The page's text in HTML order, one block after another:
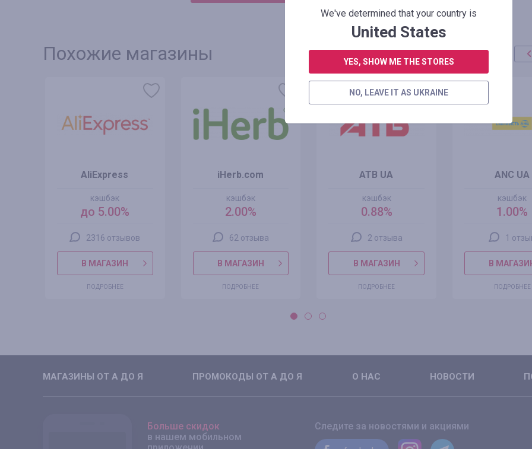
Похожие магазины
AliExpress
кэшбэк
до 5.00%
2316 отзывов
В МАГАЗИН
ПОДРОБНЕЕ
iHerb.com
кэшбэк
2.00%
62 отзыва
В МАГАЗИН
ПОДРОБНЕЕ
ATB UA
кэшбэк
0.88%
2 отзыва
В МАГАЗИН
ПОДРОБНЕЕ
ANC UA
кэшбэк
1.00%
1
В
ПОДРОБНЕЕ
МАГАЗИНЫ ОТ А ДО Я ПРОМОКОДЫ ОТ А ДО Я О НАС НОВОСТИ
Больше скидок
в нашем мобильном
Следите за новостями и акциями
We've determined that your country is
United States
YES, SHOW ME THE STORES
NO, LEAVE IT AS UKRAINE